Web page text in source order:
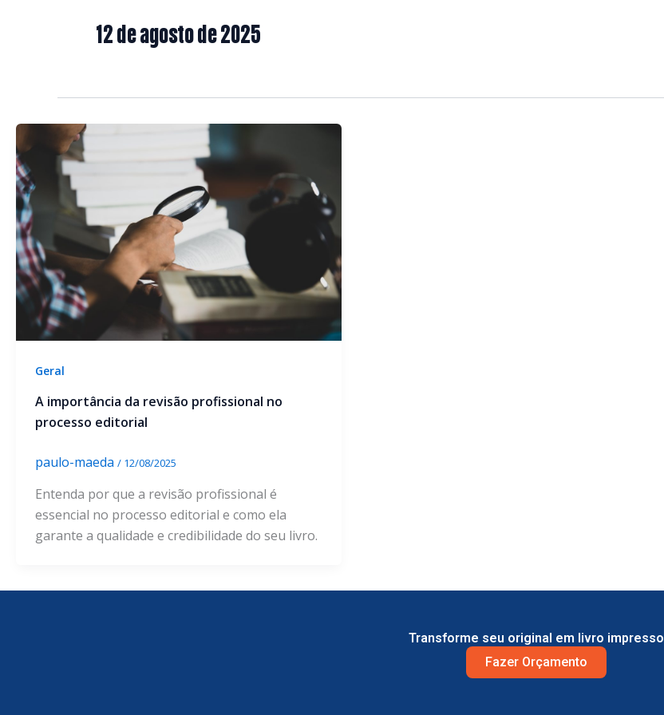
12 de agosto de 2025
Geral
A importância da revisão profissional no
processo editorial
paulo-maeda / 12/08/2025
Entenda por que a revisão profissional é
essencial no processo editorial e como ela
garante a qualidade e credibilidade do seu livro.
Transforme seu original em livro impresso
Fazer Orçamento